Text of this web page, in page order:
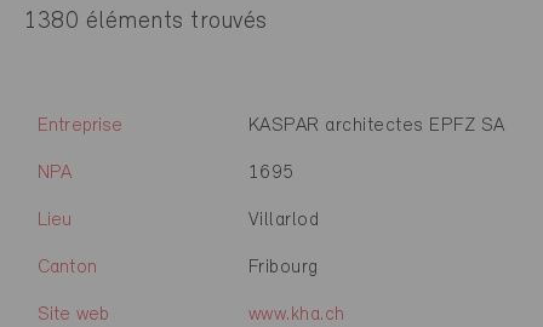
1380 éléments trouvés
Entreprise KASPAR architectes EPFZ SA
NPA 1695
Lieu Villarlod
Canton Fribourg
Site web www.kha.ch